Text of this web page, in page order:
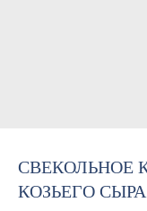
СВЕКОЛЬНОЕ
КОЗЬЕГО